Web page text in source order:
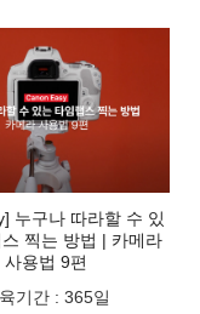
누구나 따라할 수 있
찍는 방법 | 카메라
사용법 9편
기간 : 365일